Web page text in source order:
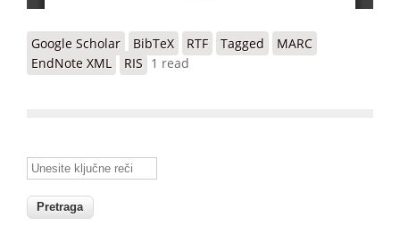
Google Scholar BibTeX RTF Tagged
MARC
EndNote XML
RIS 1 read
Unesite ključne reči